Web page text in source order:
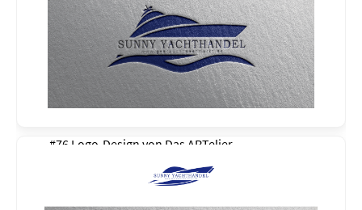
#76 Logo-Design von Das ARTelier